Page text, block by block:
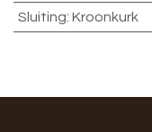
Sluiting: Kroonkurk